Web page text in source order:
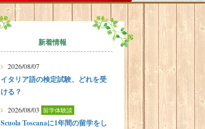
新着情報
2026/08/07
イタリア語の検定試験、どれを受
ける？
2026/08/03 留学体験談
Scuola Toscanaに1年間の留学をし